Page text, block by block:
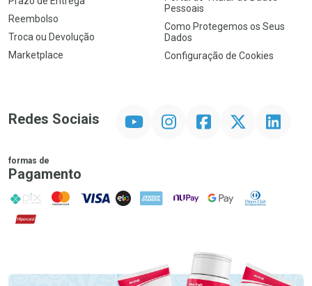
Reembolso
Troca ou Devolução
Marketplace
Pessoais
Como Protegemos os Seus
Dados
Configuração de Cookies
Redes Sociais InstagramFacebookTwitter Linkedin
formas de
Pagamento
PIX MasterCard
VISA ELO AMEX NuPay Google PayDiners Club
Hipercard